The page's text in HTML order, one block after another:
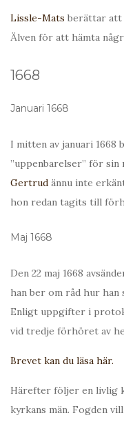
Lissle-Mats berättar att
Älven för att hämta
1668
Januari 1668
I mitten av januari 1668
”uppenbarelser” för
Gertrud ännu inte
hon redan tagits till
Maj 1668
Den 22 maj 1668
han ber om råd hur han
Enligt uppgifter i
vid tredje förhöret av
Brevet kan du läsa här.
Härefter följer en livlig
kyrkans män. Fogden